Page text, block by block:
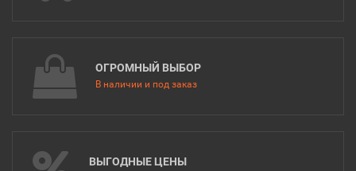
ОГРОМНЫЙ ВЫБОР
В наличии и под заказ
ВЫГОДНЫЕ ЦЕНЫ